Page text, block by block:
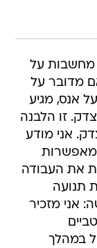
מחשבות על
מדובר על
אנס, מגיע
זו הלבנה
אני מודע
מאפשרות
את העבודה
תנועה
אני מזכיר
במהלך